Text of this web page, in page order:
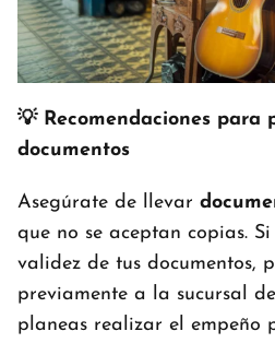
💡 Recomendaciones para
documentos
Asegúrate de llevar
que no se aceptan copias.
validez de tus documentos,
previamente a la sucursal
planeas realizar el empeño